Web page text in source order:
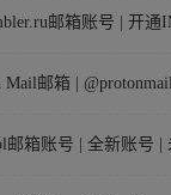
邮箱账号 | 开通
邮箱 |
邮箱账号 | 全新账号